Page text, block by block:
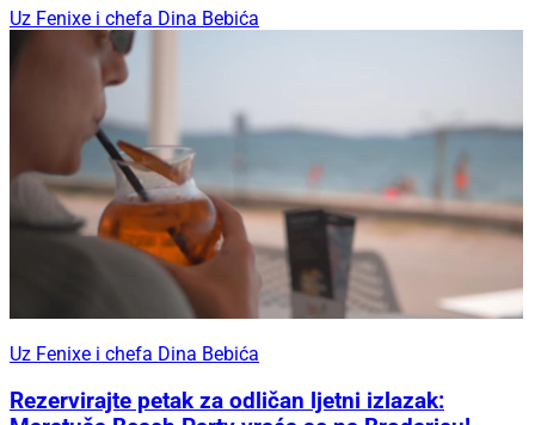
Uz Fenixe i chefa Dina Bebića
Uz Fenixe i chefa Dina Bebića
Rezervirajte petak za odličan ljetni izlazak: